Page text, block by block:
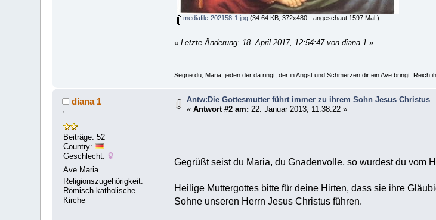
mediafile-202158-1.jpg (34.64 KB, 372x480 - angeschaut 1597 Mal.)
« Letzte Änderung: 18. April 2017, 12:54:47 von diana 1 »
Segne du, Maria, jeden der da ringt, der in Angst und Schmerzen dir ein Ave bringt.
diana 1
'
Beiträge: 52
Country:
Geschlecht:
Ave Maria ...
Religionszugehörigkeit:
Römisch-katholische
Kirche
Antw:Die Gottesmutter führt immer zu ihrem Sohn Jesus Christus
«Antwort #2 am: 22. Januar 2013, 11:38:22 »
Gegrüßt seist du Maria, du Gnadenvolle, so wurdest du vom
Heilige Muttergottes bitte für deine Hirten, dass sie ihre
Sohne unseren Herrn Jesus Christus führen.